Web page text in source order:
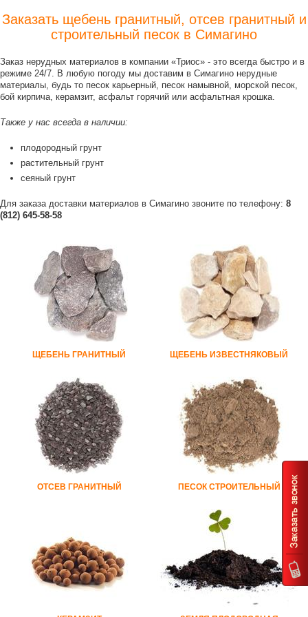
Заказать щебень гранитный, отсев гранитный и
строительный песок в Симагино
Заказ нерудных материалов в компании «Триос» - это всегда быстро и в
режиме 24/7. В любую погоду мы доставим в Симагино нерудные
материалы, будь то песок карьерный, песок намывной, морской песок,
бой кирпича, керамзит, асфальт горячий или асфальтная крошка.
Также у нас всегда в наличии:
плодородный грунт
растительный грунт
сеяный грунт
Для заказа доставки материалов в Симагино звоните по телефону: 8
(812) 645-58-58
ЩЕБЕНЬ ГРАНИТНЫЙ ЩЕБЕНЬ ИЗВЕСТНЯКОВЫЙ
ОТСЕВ ГРАНИТНЫЙ ПЕСОК СТРОИТЕЛЬНЫЙ